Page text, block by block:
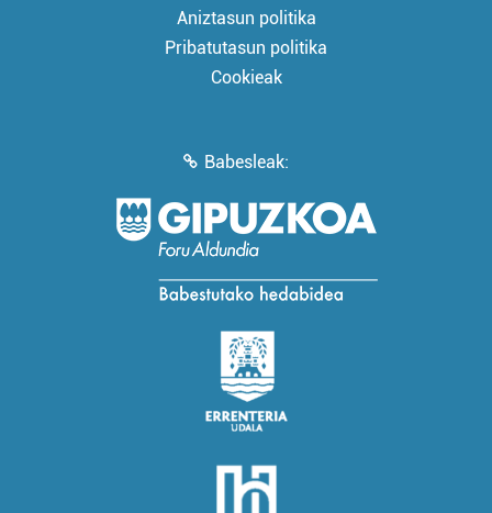
Aniztasun politika
Pribatutasun politika
Cookieak
Babesleak: